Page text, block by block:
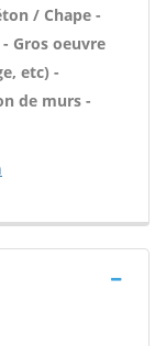
/ Chape -
Gros oeuvre
etc) -
de murs -